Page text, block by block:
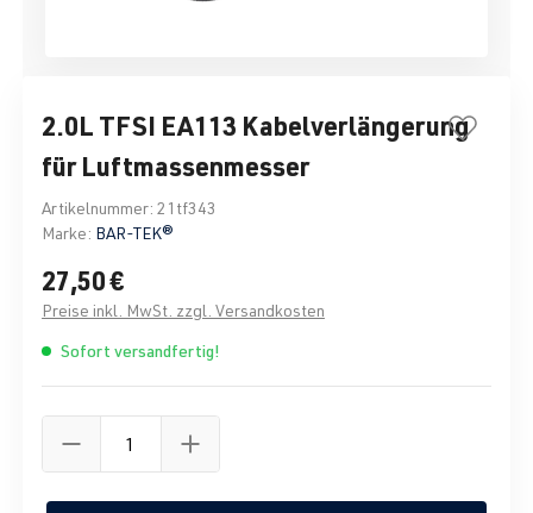
2.0L TFSI EA113 Kabelverlängerung
für Luftmassenmesser
Artikelnummer: 21tf343
Marke: BAR-TEK®
27,50 €
Preise inkl. MwSt. zzgl. Versandkosten
Sofort versandfertig!